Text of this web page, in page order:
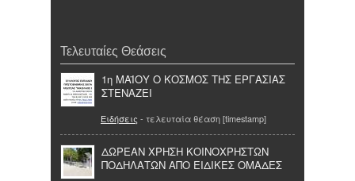
Τελευταίες Θεάσεις
1η ΜΑΪΟΥ Ο ΚΟΣΜΟΣ ΤΗΣ ΕΡΓΑΣΙΑΣ
ΣΤΕΝΑΖΕΙ
Ειδήσεις - τελευταία θέαση [timestamp]
ΔΩΡΕΑΝ ΧΡΗΣΗ ΚΟΙΝΟΧΡΗΣΤΩΝ
ΠΟΔΗΛΑΤΩΝ ΑΠΟ ΕΙΔΙΚΕΣ ΟΜΑΔΕΣ